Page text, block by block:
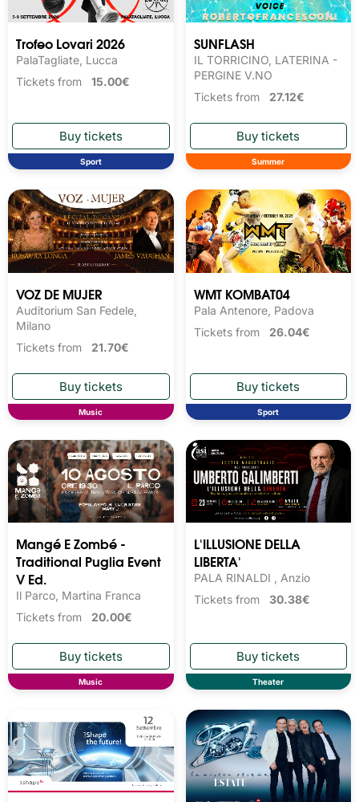
Trofeo Lovari 2026
PalaTagliate, Lucca
Tickets from 15.00€
Sport
SUNFLASH
IL TORRICINO, LATERINA -
PERGINE V.NO
Tickets from 27.12€
Summer
VOZ DE MUJER
Auditorium San Fedele,
Milano
Tickets from 21.70€
Music
WMT KOMBAT04
Pala Antenore, Padova
Tickets from 26.04€
Sport
Mangé E Zombé -
Traditional Puglia Event
V Ed.
Il Parco, Martina Franca
Tickets from 20.00€
Music
L'ILLUSIONE DELLA
LIBERTA'
PALA RINALDI , Anzio
Tickets from 30.38€
Theater